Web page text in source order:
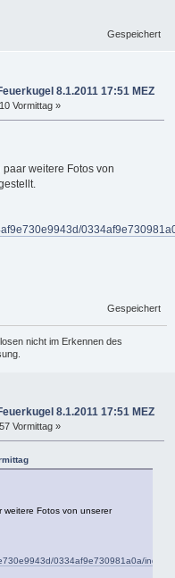
Gespeichert
8.1.2011 17:51 MEZ
Vormittag »
weitere Fotos von
Gespeichert
nicht im Erkennen des
8.1.2011 17:51 MEZ
Vormittag »
weitere Fotos von unserer
0334af9e730981a0a/